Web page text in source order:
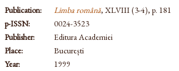
Publication:
Limba română, XLVIII (3-4), p. 181
p-ISSN:
0024-3523
Publisher:
Editura Academiei
Place:
București
Year:
1999